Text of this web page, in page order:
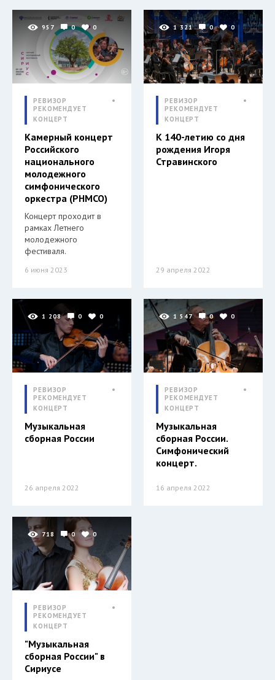
957 0 0
РЕВИЗОР
РЕКОМЕНДУЕТ
КОНЦЕРТ
Камерный концерт
Российского
национального
молодежного
симфонического
оркестра (РНМСО)
Концерт проходит в
рамках Летнего
молодежного
фестиваля.
6 июня 2023
1 321 0 0
РЕВИЗОР
РЕКОМЕНДУЕТ
КОНЦЕРТ
К 140-летию со дня
рождения Игоря
Стравинского
29 апреля 2022
1 208 0 0
РЕВИЗОР
РЕКОМЕНДУЕТ
КОНЦЕРТ
Музыкальная
сборная России
26 апреля 2022
1 547 0 0
РЕВИЗОР
РЕКОМЕНДУЕТ
КОНЦЕРТ
Музыкальная
сборная России.
Симфонический
концерт.
16 апреля 2022
718 0 0
РЕВИЗОР
РЕКОМЕНДУЕТ
КОНЦЕРТ
"Музыкальная
сборная России" в
Сириусе